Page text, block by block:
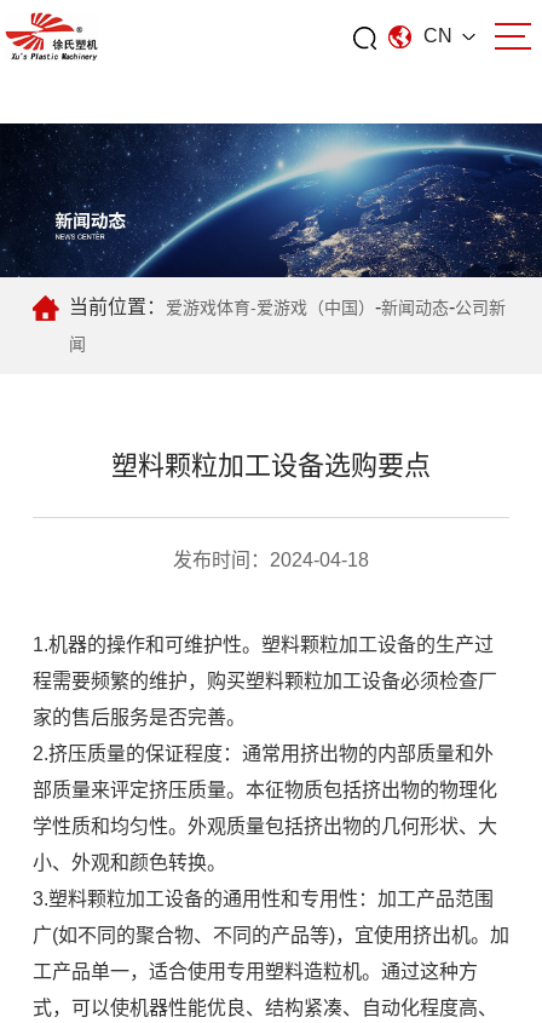
爱游戏体育 CN
当前位置： 爱游戏体育-爱游戏（中国） -新闻动态-公司新
闻
塑料颗粒加工设备选购要点
发布时间：2024-04-18
1.机器的操作和可维护性。塑料颗粒加工设备的生产过
程需要频繁的维护，购买塑料颗粒加工设备必须检查厂
家的售后服务是否完善。
2.挤压质量的保证程度：通常用挤出物的内部质量和外
部质量来评定挤压质量。本征物质包括挤出物的物理化
学性质和均匀性。外观质量包括挤出物的几何形状、大
小、外观和颜色转换。
3.塑料颗粒加工设备的通用性和专用性：加工产品范围
广(如不同的聚合物、不同的产品等)，宜使用挤出机。加
工产品单一，适合使用专用塑料造粒机。通过这种方
式，可以使机器性能优良、结构紧凑、自动化程度高、